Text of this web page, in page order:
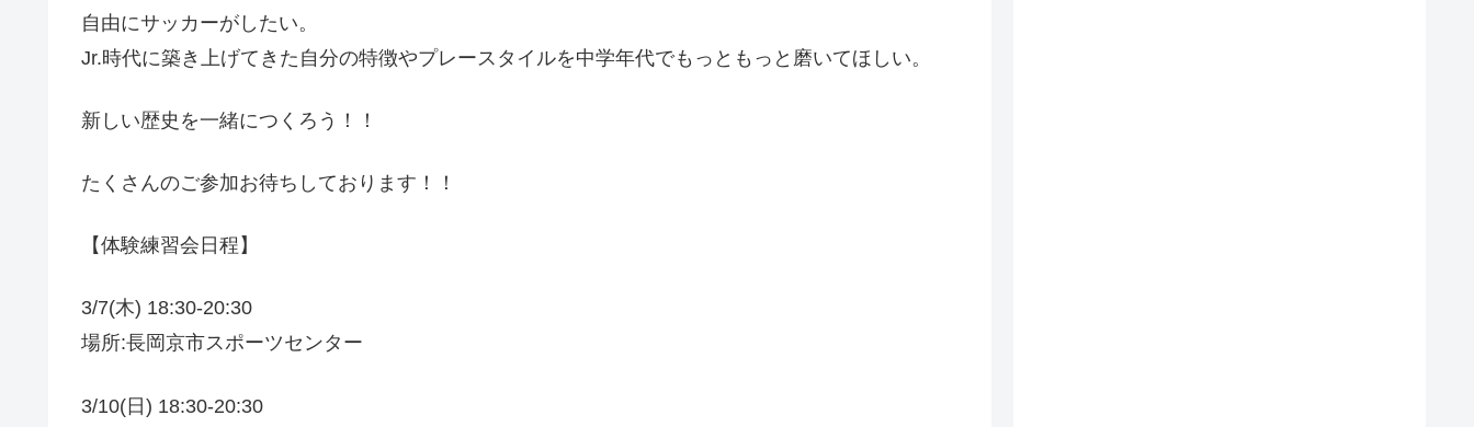
自由にサッカーがしたい。
Jr.時代に築き上げてきた自分の特徴やプレースタイルを中学年代でもっともっと磨いてほしい。
新しい歴史を一緒につくろう！！
たくさんのご参加お待ちしております！！
【体験練習会日程】
3/7(木) 18:30-20:30
場所:長岡京市スポーツセンター
3/10(日) 18:30-20:30